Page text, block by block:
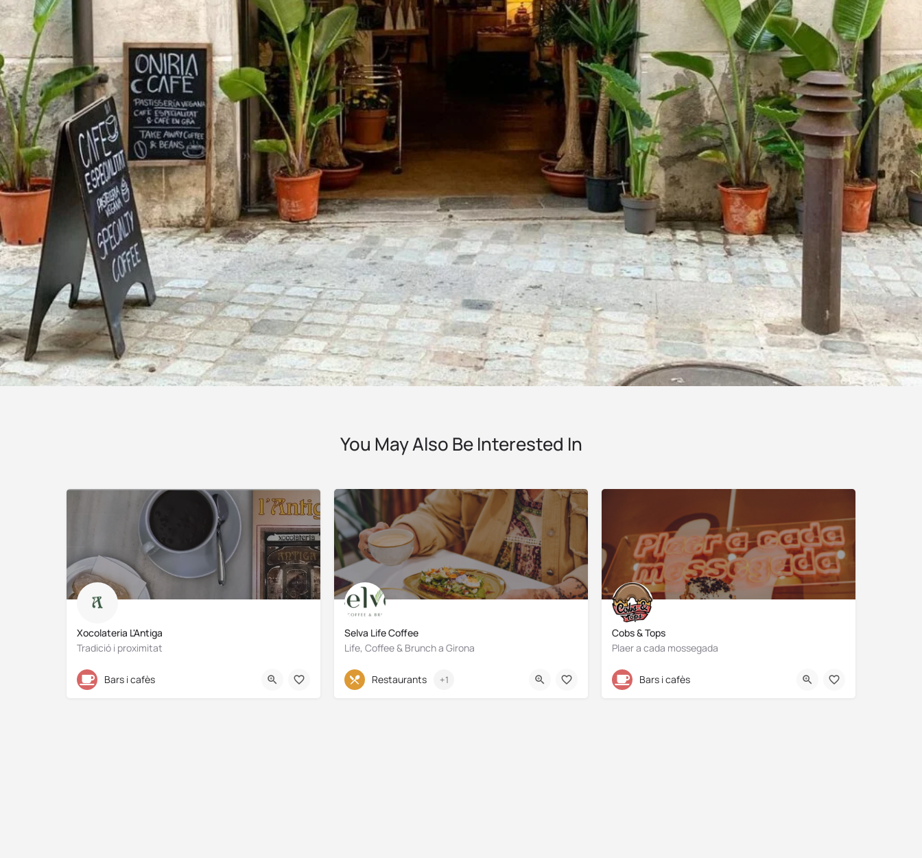
Què n'opines?
Descripció
Oniria Cafè és un bar especialitzat en cafès. Un espai que combina l'art i el cafè, i
on el cafè fa de pont entre les persones.
Un lloc tranquil al Carrer Nord de Girona on disfrutar d'un bon cafè i un bon
esmorzar.
Open hours today:9:00 - 17:00
Galeria d'imatges
Categories
Bars i cafès
Tags
Accepta targeta de crèdit Per emportar
Xarxes socials
Instagram
You May Also Be Interested In
Xocolateria L'Antiga
Tradició i proximitat
972 21 66 81
Bars i cafès
Selva Life Coffee
Life, Coffee & Brunch a Girona
972 71 29 12
Restaurants +1
Cobs & Tops
Plaer a cada mossegada
632 970 162
Bars i cafès